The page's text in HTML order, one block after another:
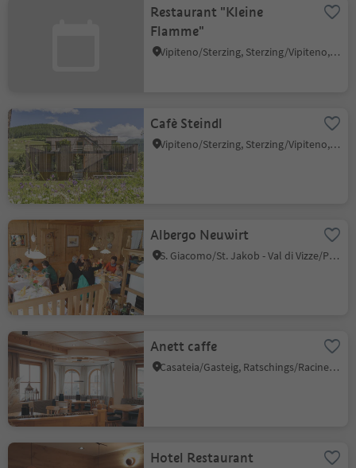
Restaurant "Kleine
Flamme"
Vipiteno/Sterzing, Sterzing/Vipiteno, Sterzing/Vipiteno and environs
Cafè Steindl
Vipiteno/Sterzing, Sterzing/Vipiteno, Sterzing/Vipiteno and environs
Albergo Neuwirt
S. Giacomo/St. Jakob - Val di Vizze/Pfitsch, Pfitsch/Val di Vizze, Sterzing/Vipiteno and environs
Anett caffe
Casateia/Gasteig, Ratschings/Racines, Sterzing/Vipiteno and environs
Hotel Restaurant